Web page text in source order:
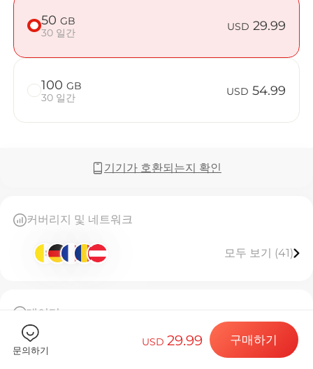
Billion
목적지 및 데
eSIM 설치하
데이터 요금
50 GB
30 일간
USD 29.99
100 GB
30 일간
USD 54.99
기기가 호환되는지 확인
커버리지 및 네트워크
모두 보기 (41)
데이터
50GB 고속 데이터, 소진 시 연결 중단
이 eSIM은 한 번만 설치할 수 있습니다
[eSIM 사용 안내]
문의하기
USD29.99 구매하기